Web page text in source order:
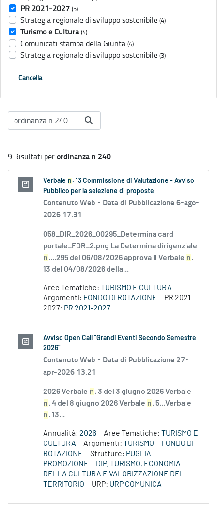
PR 2021-2027 (5)
Strategia regionale di sviluppo sostenibile (4)
Turismo e Cultura (4)
Comunicati stampa della Giunta (4)
Strategia regionale di sviluppo sostenibile (3)
Cancella
9 Risultati perordinanza n 240
Verbale n . 13 Commissione di Valutazione - Avviso
Pubblico per la selezione di proposte
Contenuto Web - Data di Pubblicazione 6-ago-
2026 17.31
058_DIR_2026_00295_Determina card
portale_FDR_2.png La Determina dirigenziale
n....295 del 06/08/2026 approva il Verbale n.
13 del 04/08/2026 della...
Aree Tematiche: TURISMO E CULTURA
Argomenti: FONDO DI ROTAZIONE
PR 2021-
2027: PR 2021-2027
Avviso Open Call “Grandi Eventi Secondo Semestre
2026”
Contenuto Web - Data di Pubblicazione 27-
apr-2026 13.21
2026 Verbale n. 3 del 3 giugno 2026 Verbale
n. 4 del 8 giugno 2026 Verbale n. 5...Verbale
n. 13...
Annualità: 2026 Aree Tematiche: TURISMO E
CULTURA
Argomenti: TURISMO
FONDO DI
ROTAZIONE
Strutture: PUGLIA
PROMOZIONE
DIP. TURISMO, ECONOMIA
DELLA CULTURA E VALORIZZAZIONE DEL
TERRITORIO
URP: URP COMUNICA